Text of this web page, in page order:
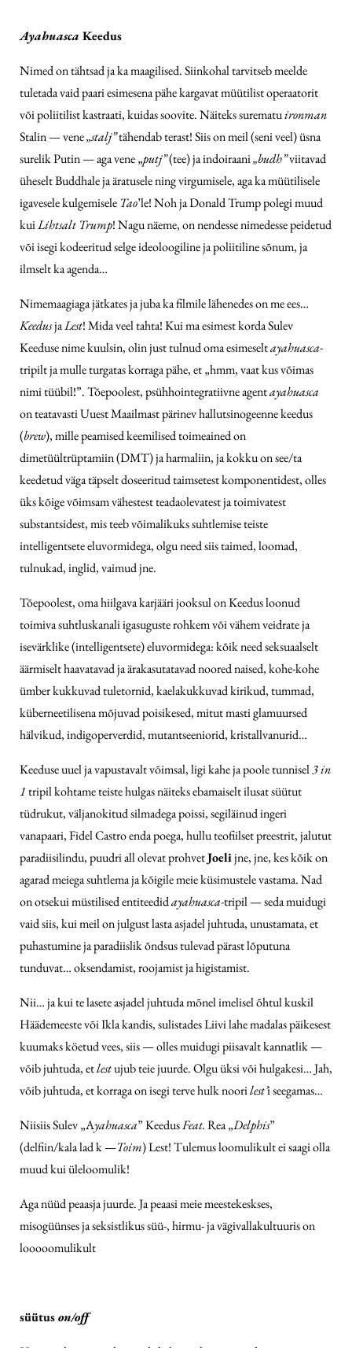
Ayahuasca Keedus
Nimed on tähtsad ja ka maagilised. Siinkohal tarvitseb meelde
tuletada vaid paari esimesena pähe kargavat müütilist operaatorit
või poliitilist kastraati, kuidas soovite. Näiteks surematuironman
Stalin — vene„stalj”tähendab terast! Siis on meil (seni veel) üsna
surelik Putin — aga vene „putj”(tee) ja indoiraani„budh”viitavad
üheselt Buddhale ja äratusele ning virgumisele, aga ka müütilisele
igavesele kulgemisele Tao’le! Noh ja Donald Trump polegi muud
kuiLihtsalt Trump! Nagu näeme, on nendesse nimedesse peidetud
või isegi kodeeritud selge ideoloogiline ja poliitiline sõnum, ja
ilmselt ka agenda…
Nimemaagiaga jätkates ja juba ka filmile lähenedes on me ees…
KeedusjaLest! Mida veel tahta! Kui ma esimest korda Sulev
Keeduse nime kuulsin, olin just tulnud oma esimeseltayahuasca-
tripilt ja mulle turgatas korraga pähe, et „hmm, vaat kus võimas
nimi tüübil!”. Tõepoolest, psühhointegratiivne agentayahuasca
on teatavasti Uuest Maailmast pärinev hallutsinogeenne keedus
(brew), mille peamised keemilised toimeained on
dimetüültrüptamiin (DMT) ja harmaliin, ja kokku on see/ta
keedetud väga täpselt doseeritud taimsetest komponentidest, olles
üks kõige võimsam vähestest teadaolevatest ja toimivatest
substantsidest, mis teeb võimalikuks suhtlemise teiste
intelligentsete eluvormidega, olgu need siis taimed, loomad,
tulnukad, inglid, vaimud jne.
Tõepoolest, oma hiilgava karjääri jooksul on Keedus loonud
toimiva suhtluskanali igasuguste rohkem või vähem veidrate ja
isevärklike (intelligentsete) eluvormidega: kõik need seksuaalselt
äärmiselt haavatavad ja ärakasutatavad noored naised, kohe-kohe
ümber kukkuvad tuletornid, kaelakukkuvad kirikud, tummad,
küberneetilisena mõjuvad poisikesed, mitut masti glamuursed
hälvikud, indigoperverdid, mutantseeniorid, kristallvanurid…
Keeduse uuel ja vapustavalt võimsal, ligi kahe ja poole tunnisel3 in
1tripil kohtame teiste hulgas näiteks ebamaiselt ilusat süütut
tüdrukut, väljanokitud silmadega poissi, segiläinud ingeri
vanapaari, Fidel Castro enda poega, hullu teofiilset preestrit, jalutut
paradiisilindu, puudri all olevat prohvetJoelijne, jne, kes kõik on
agarad meiega suhtlema ja kõigile meie küsimustele vastama. Nad
on otsekui müstilised entiteedidayahuasca-tripil — seda muidugi
vaid siis, kui meil on julgust lasta asjadel juhtuda, unustamata, et
puhastumine ja paradiislik õndsus tulevad pärast lõputuna
tunduvat… oksendamist, roojamist ja higistamist.
Nii… ja kui te lasete asjadel juhtuda mõnel imelisel õhtul kuskil
Häädemeeste või Ikla kandis, sulistades Liivi lahe madalas päikesest
kuumaks köetud vees, siis — olles muidugi piisavalt kannatlik —
võib juhtuda, etlestujub teie juurde. Olgu üksi või hulgakesi… Jah,
võib juhtuda, et korraga on isegi terve hulk noorilest’i seegamas…
Niisiis Sulev „Ayahuasca” KeedusFeat.Rea „Delphis”
(delfiin/kala lad k —Toim) Lest! Tulemus loomulikult ei saagi olla
muud kui üleloomulik!
Aga nüüd peaasja juurde. Ja peaasi meie meestekeskses,
misogüünses ja seksistlikus süü-, hirmu- ja vägivallakultuuris on
looooomulikult
süütuson/off